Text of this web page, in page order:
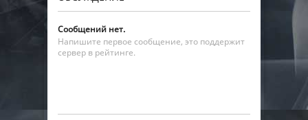
Сообщений нет.
Напишите первое сообщение, это поддержит
сервер в рейтинге.